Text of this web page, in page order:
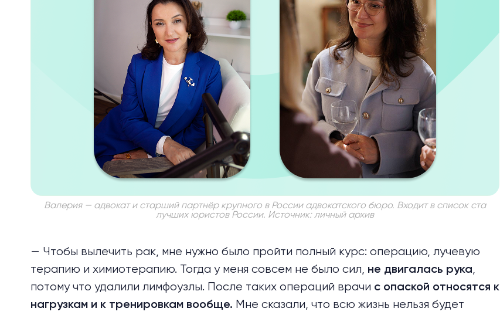
Валерия — адвокат и старший партнёр крупного в России адвокатского бюро. Входит в список ста
лучших юристов России. Источник: личный архив
— Чтобы вылечить рак, мне нужно было пройти полный курс: операцию, лучевую
терапию и химиотерапию. Тогда у меня совсем не было сил, не двигалась рука,
потому что удалили лимфоузлы. После таких операций врачи с опаской относятся к
нагрузкам и к тренировкам вообще. Мне сказали, что всю жизнь нельзя будет